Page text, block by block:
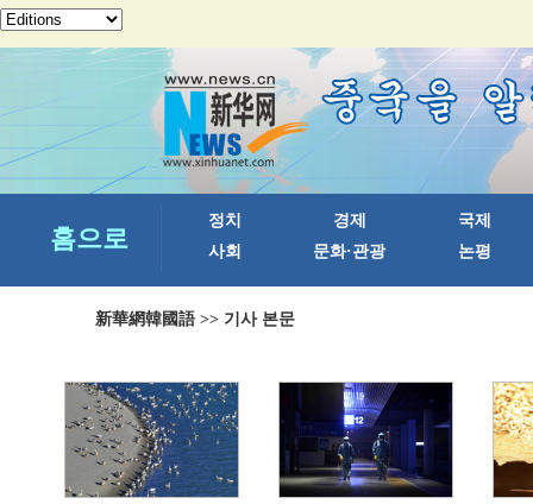
新華網韓國語 >> 기사 본문